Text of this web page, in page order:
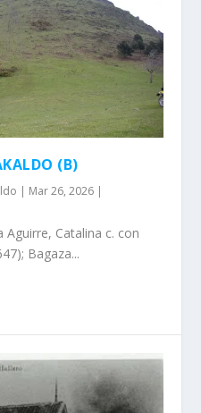
(B)
| Mar 26, 2026 |
Aguirre, Catalina c. con
Bagaza...